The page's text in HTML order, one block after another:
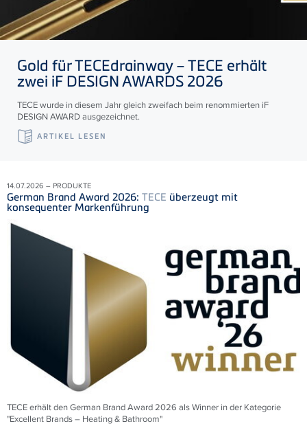
Gold fürTECEdrainway –TECE erhält
zwei iF DESIGN AWARDS 2026
TECE wurde in diesem Jahr gleich zweifach beim renommierten iF
DESIGN AWARD ausgezeichnet.
ARTIKEL LESEN
14.07.2026 – PRODUKTE
German Brand Award 2026: TECE überzeugt mit
konsequenter Markenführung
TECE erhält den German Brand Award 2026 als Winner in der Kategorie
"Excellent Brands – Heating & Bathroom"